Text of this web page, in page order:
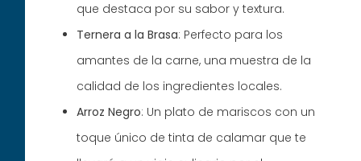
que destaca por su sabor y textura.
Ternera a la Brasa: Perfecto para los
amantes de la carne, una muestra de la
calidad de los ingredientes locales.
Arroz Negro: Un plato de mariscos con un
toque único de tinta de calamar que te